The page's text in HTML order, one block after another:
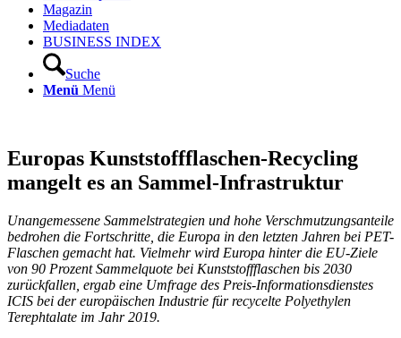
Magazin
Mediadaten
BUSINESS INDEX
Suche
Menü Menü
Europas Kunststoffflaschen-Recycling
mangelt es an Sammel-Infrastruktur
Unangemessene Sammelstrategien und hohe Verschmutzungsanteile
bedrohen die Fortschritte, die Europa in den letzten Jahren bei PET-
Flaschen gemacht hat. Vielmehr wird Europa hinter die EU-Ziele
von 90 Prozent Sammelquote bei Kunststoffflaschen bis 2030
zurückfallen, ergab eine Umfrage des Preis-Informationsdienstes
ICIS bei der europäischen Industrie für recycelte Polyethylen
Terephtalate im Jahr 2019.